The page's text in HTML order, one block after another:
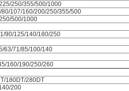
250/355/500/1000
107/160/200/250/355/500
500/1000
90/125/140/180/250
63/71/85/100/140
160/190/250/260
180DT/280DT
200